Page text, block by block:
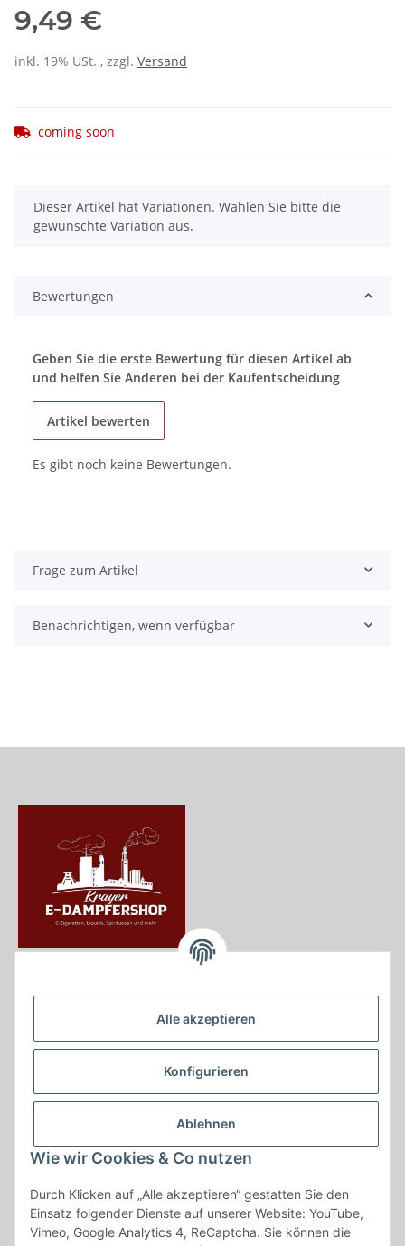
Alle akzeptieren
Konfigurieren
Ablehnen
Wie wir Cookies & Co nutzen
Durch Klicken auf „Alle akzeptieren“ gestatten Sie den
Einsatz folgender Dienste auf unserer Website: YouTube,
Vimeo, Google Analytics 4, ReCaptcha. Sie können die
9,49 €
inkl. 19% USt. , zzgl. Versand
coming soon
x
Dieser Artikel hat Variationen. Wählen Sie bitte die
gewünschte Variation aus.
Bewertungen
Geben Sie die erste Bewertung für diesen Artikel ab
und helfen Sie Anderen bei der Kaufentscheidung
Artikel bewerten
Es gibt noch keine Bewertungen.
Frage zum Artikel
Benachrichtigen, wenn verfügbar
Krayerstraße 249
Tel.:0201555402
info@krayer-edampfer-shop.de
Gesetzliche Informationen
Informationen
Vertrag widerrufen
* Alle Preise inkl. gesetzlicher USt., zzgl.Versand